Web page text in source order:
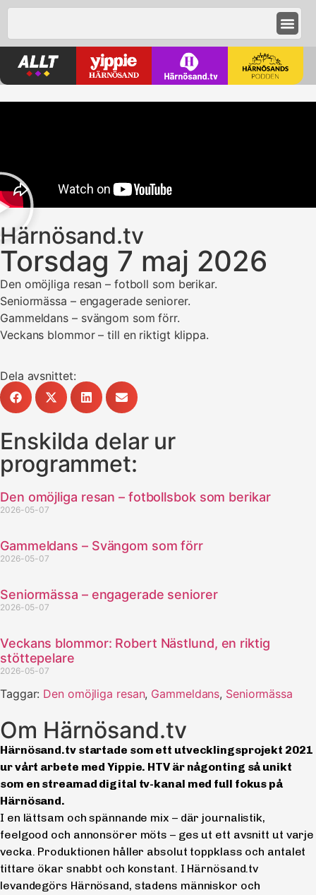
Härnösand.tv
Torsdag 7 maj 2026
Den omöjliga resan – fotboll som berikar.
Seniormässa – engagerade seniorer.
Gammeldans – svängom som förr.
Veckans blommor – till en riktigt klippa.
Dela avsnittet:
Enskilda delar ur
programmet:
Den omöjliga resan – fotbollsbok som berikar
2026-05-07
Gammeldans – Svängom som förr
2026-05-07
Seniormässa – engagerade seniorer
2026-05-07
Veckans blommor: Robert Nästlund, en riktig
stöttepelare
2026-05-07
Taggar: Den omöjliga resan, Gammeldans, Seniormässa
Om Härnösand.tv
Härnösand.tv startade som ett utvecklingsprojekt 2021
ur vårt arbete med Yippie. HTV är någonting så unikt
som en streamad digital tv-kanal med full fokus på
Härnösand.
I en lättsam och spännande mix – där journalistik,
feelgood och annonsörer möts – ges ut ett avsnitt ut varje
vecka. Produktionen håller absolut toppklass och antalet
tittare ökar snabbt och konstant. I Härnösand.tv
levandegörs Härnösand, stadens människor och